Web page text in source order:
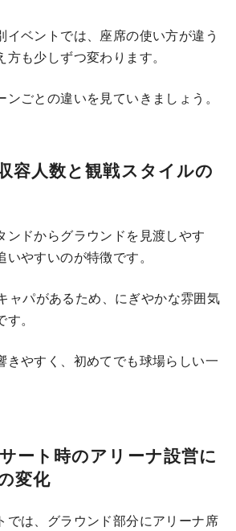
イベントでは、座席の使い方が違う
も少しずつ変わります。
ごとの違いを見ていきましょう。
容人数と観戦スタイルの
ンドからグラウンドを見渡しやす
やすいのが特徴です。
ャパがあるため、にぎやかな雰囲気
。
きやすく、初めてでも球場らしい一
ート時のアリーナ設営に
変化
では、グラウンド部分にアリーナ席